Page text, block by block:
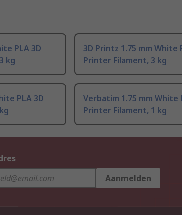
PLA 3D
kg
3D Printz 1.75 mm White
Printer Filament, 3 kg
PLA 3D
Verbatim 1.75 mm White
Printer Filament, 1 kg
Aanmelden